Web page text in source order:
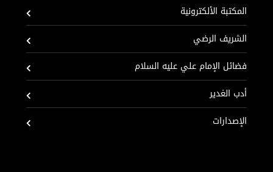
المكتبة الألكترونية
الشريف الرضي
فضائل الإمام علي عليه السلام
أدب الغدير
الإصدارات